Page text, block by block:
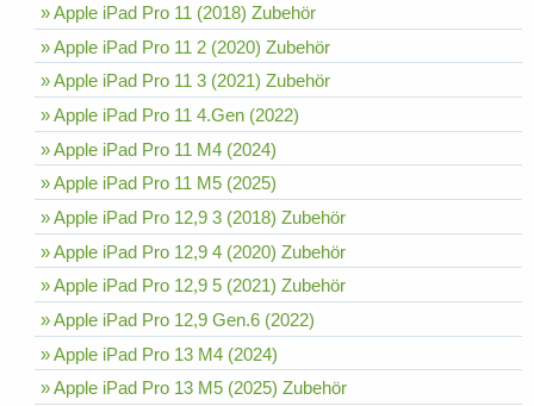
» Apple iPad Pro 11 (2018) Zubehör
» Apple iPad Pro 11 2 (2020) Zubehör
» Apple iPad Pro 11 3 (2021) Zubehör
» Apple iPad Pro 11 4.Gen (2022)
» Apple iPad Pro 11 M4 (2024)
» Apple iPad Pro 11 M5 (2025)
» Apple iPad Pro 12,9 3 (2018) Zubehör
» Apple iPad Pro 12,9 4 (2020) Zubehör
» Apple iPad Pro 12,9 5 (2021) Zubehör
» Apple iPad Pro 12,9 Gen.6 (2022)
» Apple iPad Pro 13 M4 (2024)
» Apple iPad Pro 13 M5 (2025) Zubehör